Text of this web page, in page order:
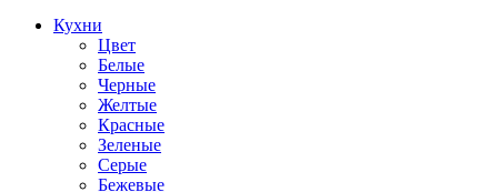
Кухни
Цвет
Белые
Черные
Желтые
Красные
Зеленые
Серые
Бежевые